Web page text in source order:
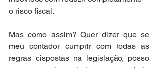
o risco fiscal.
Mas como assim? Quer dizer que se
meu contador cumprir com todas as
regras dispostas na legislação, posso